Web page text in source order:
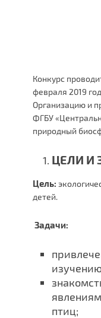
Конкурс
февраля 2019
Организацию и
ФГБУ
природный
ЦЕЛИ И
Цель:
детей.
Задачи:
птиц;